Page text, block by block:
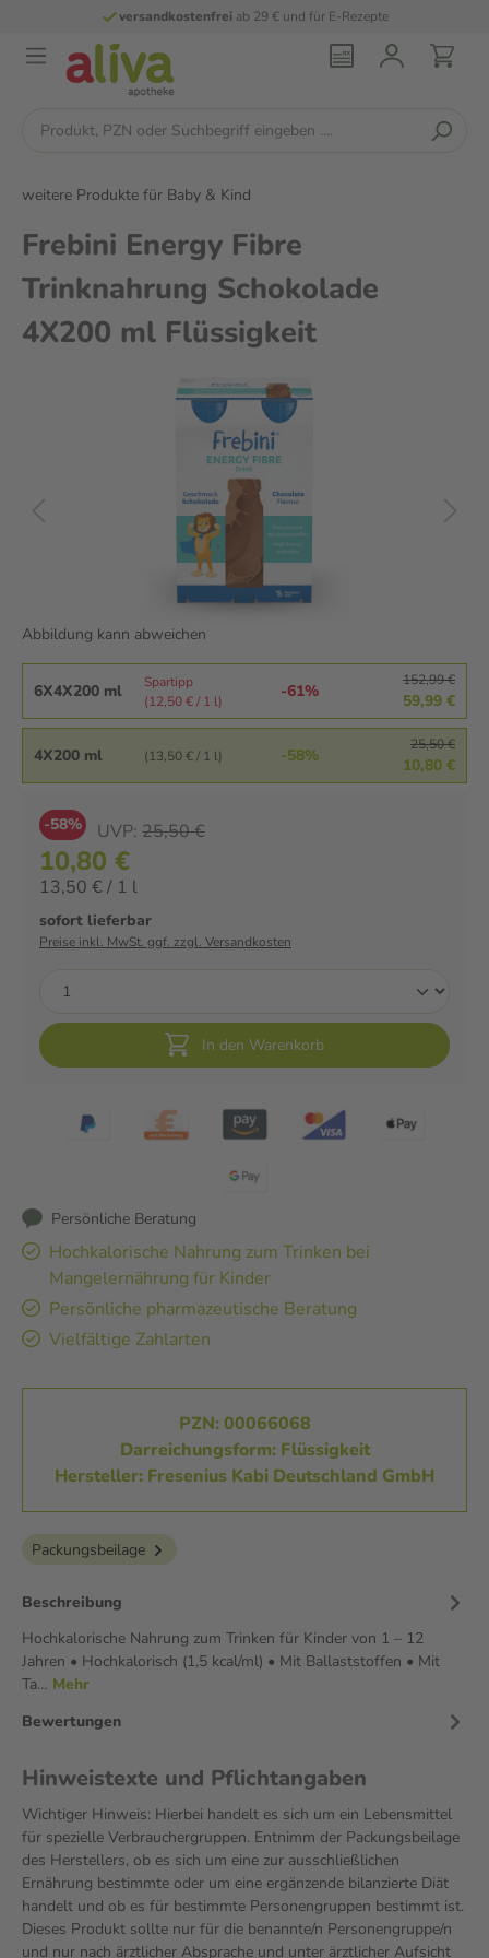
versandkostenfreiab 29 € und für E-Rezepte
weitere Produkte für Baby & Kind
Frebini Energy Fibre
Trinknahrung Schokolade
4X200 ml Flüssigkeit
Abbildung kann abweichen
6X4X200 ml
Spartipp
(12,50 € / 1 l)
-61%
152,99 €
59,99 €
4X200 ml (13,50 € / 1 l) -58%
25,50 €
10,80 €
-58% UVP: 25,50 €
10,80 €
13,50 € / 1 l
sofort lieferbar
Preise inkl. MwSt. ggf. zzgl. Versandkosten
In den Warenkorb
Persönliche Beratung
Hochkalorische Nahrung zum Trinken bei
Mangelernährung für Kinder
Persönliche pharmazeutische Beratung
Vielfältige Zahlarten
PZN: 00066068
Darreichungsform: Flüssigkeit
Hersteller: Fresenius Kabi Deutschland GmbH
Packungsbeilage
Beschreibung
Hochkalorische Nahrung zum Trinken für Kinder von 1 – 12
Jahren • Hochkalorisch (1,5 kcal/ml) • Mit Ballaststoffen • Mit
Ta… Mehr
Bewertungen
Hinweistexte und Pflichtangaben
Wichtiger Hinweis: Hierbei handelt es sich um ein Lebensmittel
für spezielle Verbrauchergruppen. Entnimm der Packungsbeilage
des Herstellers, ob es sich um eine zur ausschließlichen
Ernährung bestimmte oder um eine ergänzende bilanzierte Diät
handelt und ob es für bestimmte Personengruppen bestimmt ist.
Dieses Produkt sollte nur für die benannte/n Personengruppe/n
und nur nach ärztlicher Absprache und unter ärztlicher Aufsicht